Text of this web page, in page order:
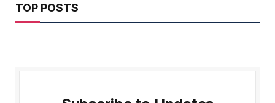
TOP POSTS